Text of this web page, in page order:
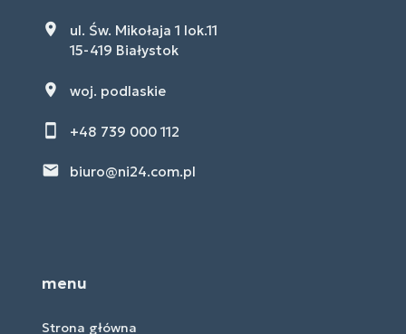
ul. Św. Mikołaja 1 lok.11
15-419 Białystok
woj. podlaskie
+48 739 000 112
biuro@ni24.com.pl
menu
Strona główna